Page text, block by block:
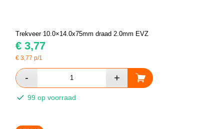
Trekveer 10.0×14.0x75mm draad 2.0mm EVZ
€ 3,77
€3,77 p/1
99 op voorraad